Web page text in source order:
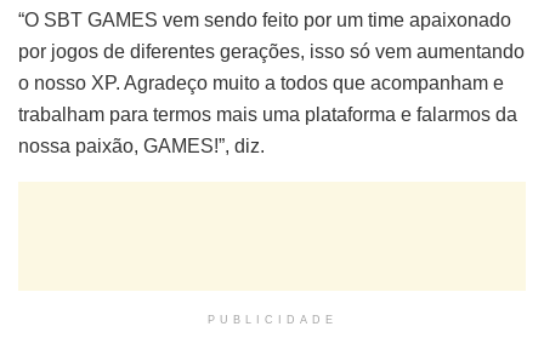
“O SBT GAMES vem sendo feito por um time apaixonado
por jogos de diferentes gerações, isso só vem aumentando
o nosso XP. Agradeço muito a todos que acompanham e
trabalham para termos mais uma plataforma e falarmos da
nossa paixão, GAMES!”, diz.
PUBLICIDADE